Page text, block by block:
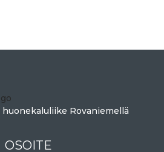
Rovaniemellä
OSOITE